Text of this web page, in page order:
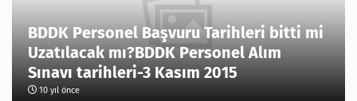
BDDK Personel Başvuru Tarihleri bitti mi
Uzatılacak mı?BDDK Personel Alım
Sınavı tarihleri-3 Kasım 2015
10 yıl önce